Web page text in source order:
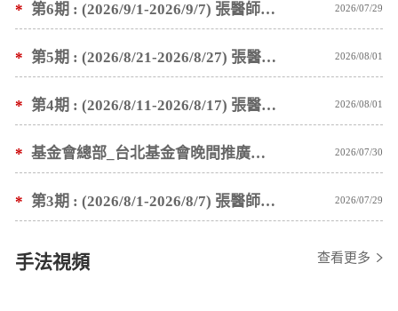
* 第6期 : (2026/9/1-2026/9/7) 張醫師親自培訓手法 廣州基礎班7 天錄取名單公告 2026/07/29
* 第5期 : (2026/8/21-2026/8/27) 張醫師親自培訓手法 廣州基礎班7 天錄取名單公告 2026/08/01
* 第4期 : (2026/8/11-2026/8/17) 張醫師親自培訓手法 廣州基礎班7 天錄取名單公告 2026/08/01
* 基金會總部_台北基金會晚間推廣暫停服務公告 2026/07/30
* 第3期 : (2026/8/1-2026/8/7) 張醫師親自培訓手法 廣州基礎班7 天錄取名單公告 2026/07/29
手法視頻 查看更多